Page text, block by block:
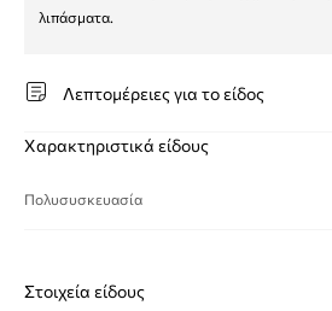
λιπάσματα.
Λεπτομέρειες για το είδος
Χαρακτηριστικά είδους
Πολυσυσκευασία
Στοιχεία είδους